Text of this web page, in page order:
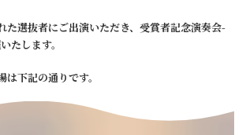
た選抜者にご出演いただき、受賞者記念演奏会-
たします。
下記の通りです。